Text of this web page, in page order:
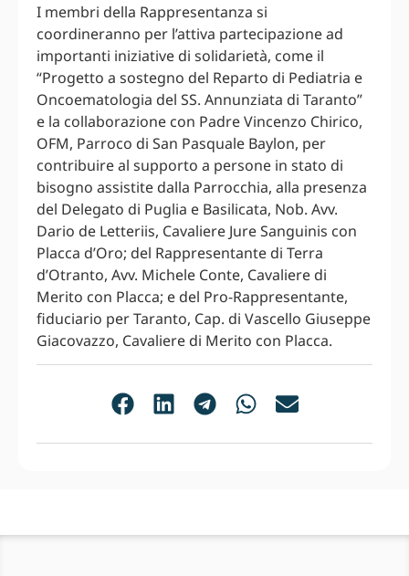
I membri della Rappresentanza si
coordineranno per l’attiva partecipazione ad
importanti iniziative di solidarietà, come il
“Progetto a sostegno del Reparto di Pediatria e
Oncoematologia del SS. Annunziata di Taranto”
e la collaborazione con Padre Vincenzo Chirico,
OFM, Parroco di San Pasquale Baylon, per
contribuire al supporto a persone in stato di
bisogno assistite dalla Parrocchia, alla presenza
del Delegato di Puglia e Basilicata, Nob. Avv.
Dario de Letteriis, Cavaliere Jure Sanguinis con
Placca d’Oro; del Rappresentante di Terra
d’Otranto, Avv. Michele Conte, Cavaliere di
Merito con Placca; e del Pro-Rappresentante,
fiduciario per Taranto, Cap. di Vascello Giuseppe
Giacovazzo, Cavaliere di Merito con Placca.